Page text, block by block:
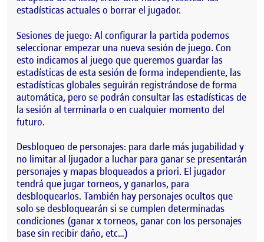
estadísticas actuales o borrar el jugador.
Sesiones de juego: Al configurar la partida podemos
seleccionar empezar una nueva sesión de juego. Con
esto indicamos al juego que queremos guardar las
estadísticas de esta sesión de forma independiente, las
estadísticas globales seguirán registrándose de forma
automática, pero se podrán consultar las estadísticas de
la sesión al terminarla o en cualquier momento del
futuro.
Desbloqueo de personajes: para darle más jugabilidad y
no limitar al ljugador a luchar para ganar se presentarán
personajes y mapas bloqueados a priori. El jugador
tendrá que jugar torneos, y ganarlos, para
desbloquearlos. También hay personajes ocultos que
solo se desbloquearán si se cumplen determinadas
condiciones (ganar x torneos, ganar con los personajes
base sin recibir daño, etc…)